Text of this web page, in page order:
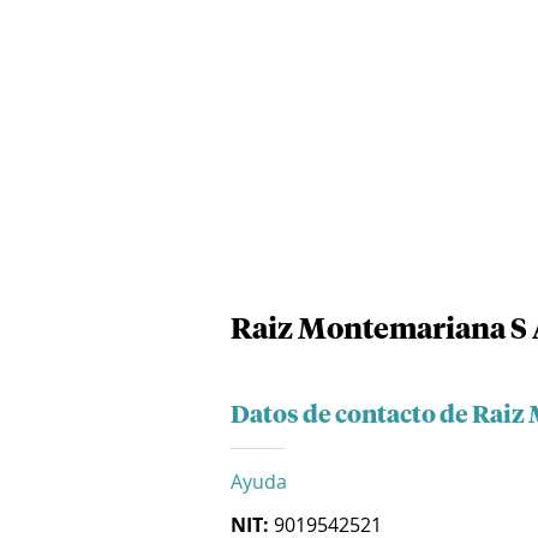
Raiz Montemariana S
Datos de contacto de Raiz
Ayuda
NIT: 9019542521